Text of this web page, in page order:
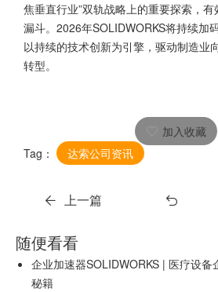
焦垂直行业”双轨战略上的重要探索，
漏斗。2026年SOLIDWORKS将持续加
以持续的技术创新为引擎，驱动制造业
转型。
加入收藏
Tag：
达索公司资讯
上一篇
随便看看
企业加速器SOLIDWORKS | 医疗设备
秘籍